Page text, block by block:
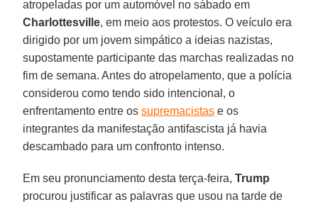
atropeladas por um automóvel no sábado em
Charlottesville, em meio aos protestos. O veículo era
dirigido por um jovem simpático a ideias nazistas,
supostamente participante das marchas realizadas no
fim de semana. Antes do atropelamento, que a polícia
considerou como tendo sido intencional, o
enfrentamento entre ossupremacistas e os
integrantes da manifestação antifascista já havia
descambado para um confronto intenso.
Em seu pronunciamento desta terça-feira,Trump
procurou justificar as palavras que usou na tarde de